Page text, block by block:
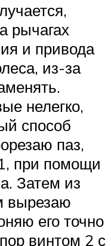
рычагах
и привода
из-за
нелегко,
способ
паз,
при помощи
Затем из
вырезаю
его точно
винтом 2 с